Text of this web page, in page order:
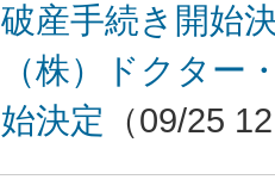
破産手続き開始
（株）ドクター
始決定 （09/25